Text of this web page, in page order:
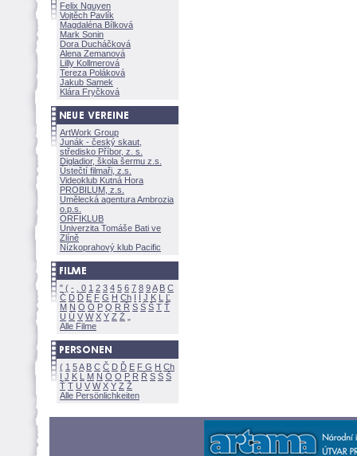
Felix Nguyen
Vojtěch Pavlík
Magdaléna Bílkov
Mark Sonin
Dora Ducháčkov
Alena Zemanov
Lilly Kollmerov
Tereza Polákov
Jakub Samek
Klára Fryčkov
ArtWork Group
Junák - český skaut,
středisko Příbor, z. s.
Digladior, škola šermu z.s.
Ústečtí filmaři, z.s.
Videoklub Kutná Hora
PROBILUM, z.s.
Umělecká agentura Ambrozia
o.p.s.
ORFIKLUB
Univerzita Tomáše Bati ve
Zlíně
Nízkoprahový klub Pacific
" ( - 0 1 2 3 4 5 6 7 8 9A B C
Č D Ď E F G H Ch I Í J K L
Ľ
M N O Ó P Q R Ř S Ś T Ť
U Ú V W X Y Z
Alle Filme
( 1 5A B C Č D Ď E F G H Ch
I J K L M N Ó O P R Ř S Ś
Ť T U V W X Y Z
Alle Persönlichkeiten